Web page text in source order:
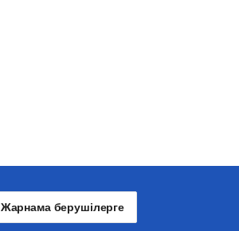
Жарнама берушілерге